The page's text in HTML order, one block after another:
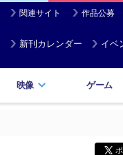
関連サイト 作品公募
新刊カレンダー イベ
映像 ゲーム